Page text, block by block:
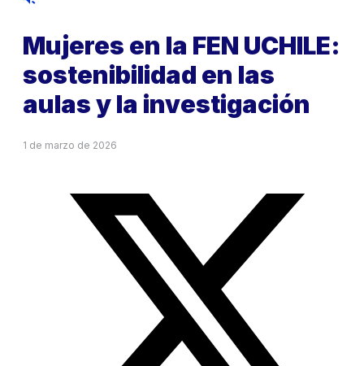
Mujeres en la FEN UCHILE:
sostenibilidad en las
aulas y la investigación
1 de marzo de 2026